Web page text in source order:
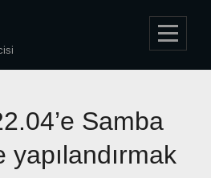
Samba
yapılandırmak